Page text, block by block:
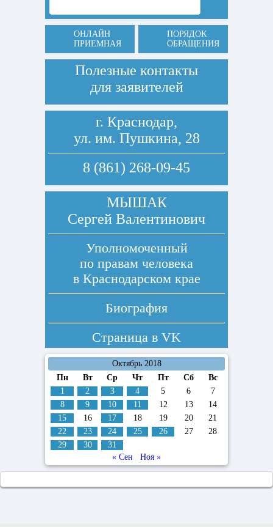
ОНЛАЙН
ПРИЕМНАЯ
ПОРЯДОК
ОБРАЩЕНИЯ
Полезные контакты
для заявителей
г. Краснодар,
ул. им. Пушкина, 28
8 (861) 268-09-45
МЫШАК
Сергей Валентинович
Уполномоченный
по правам человека
в Краснодарском крае
Биография
Страница в VK
Октябрь 2018
Пн
Вт Ср Чт Пт Сб
Вс
1
2 3 4 5 6
7
8
9 10 11 12 13
14
15
16 17 18 19 20
21
22
23 24 25 26 27
28
29
30
31
« Сен
Ноя »